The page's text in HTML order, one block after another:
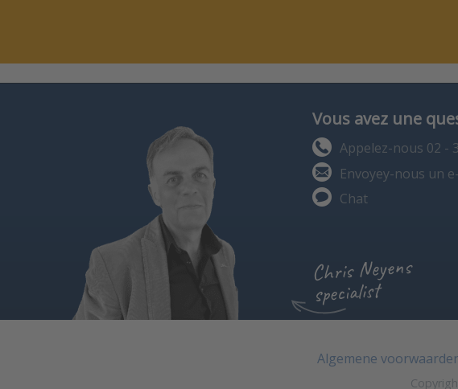
Vous avez une
Appelez-nous 02 -
Envoyey-nous un
Chat
Chris Neyens
specialist
Algemene